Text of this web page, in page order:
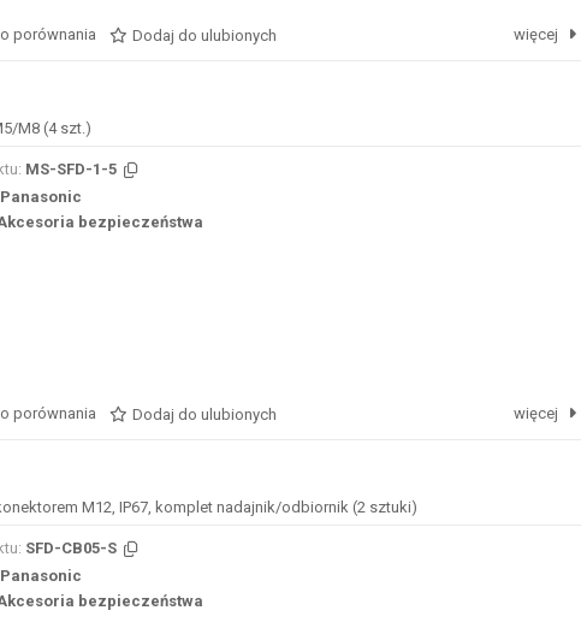
porównania Dodaj do ulubionych więcej
M8 (4 szt.)
MS-SFD-1-5
Panasonic
bezpieczeństwa
porównania Dodaj do ulubionych więcej
M12, IP67, komplet nadajnik/odbiornik (2 sztuki)
SFD-CB05-S
Panasonic
bezpieczeństwa